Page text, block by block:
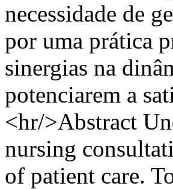
necessidade de
por uma prática
sinergias na
potenciarem a
<hr/>Abstract
nursing
of patient care.